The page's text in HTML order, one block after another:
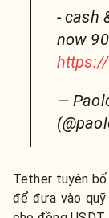
- cash
now
—
Tether tuyên bố
để đưa vào